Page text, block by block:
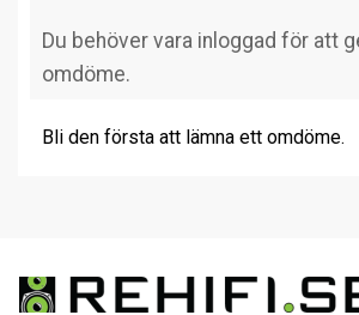
Bli den första att lämna ett omdöme.